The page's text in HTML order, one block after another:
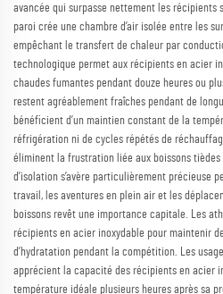
avancée qui surpasse nettement les récipients
paroi crée une chambre d’air isolée entre les
empêchant le transfert de chaleur par
technologique permet aux récipients en acier
chaudes fumantes pendant douze heures ou
restent agréablement fraîches pendant de
bénéficient d’un maintien constant de la
réfrigération ni de cycles répétés de
éliminent la frustration liée aux boissons
d’isolation s’avère particulièrement précieuse
travail, les aventures en plein air et les
boissons revêt une importance capitale. Les
récipients en acier inoxydable pour maintenir
d’hydratation pendant la compétition. Les
apprécient la capacité des récipients en acier
température idéale plusieurs heures après sa